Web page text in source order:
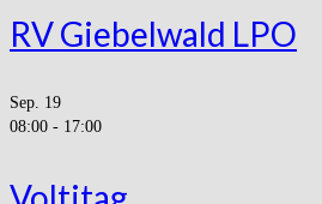
RV Giebelwald LPO
Sep. 19
08:00 - 17:00